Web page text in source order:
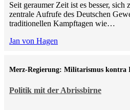
Seit geraumer Zeit ist es besser, sich
zentrale Aufrufe des Deutschen
traditionellen Kampftagen wie…
Jan von Hagen
Politik mit der Abrissbirne
Merz-Regierung: Militarismus kontra